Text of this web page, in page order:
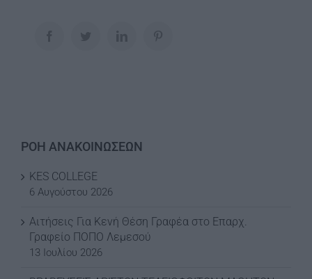
ΡΟΗ ΑΝΑΚΟΙΝΩΣΕΩΝ
KES COLLEGE
6 Αυγούστου 2026
Αιτήσεις Για Κενή Θέση Γραφέα στο Επαρχ.
Γραφείο ΠΟΠΟ Λεμεσού
13 Ιουλίου 2026